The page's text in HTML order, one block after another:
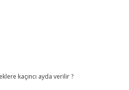
kaçıncı ayda verilir ?